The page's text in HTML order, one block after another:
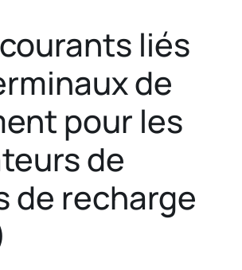
liés
de
pour les
de
de recharge